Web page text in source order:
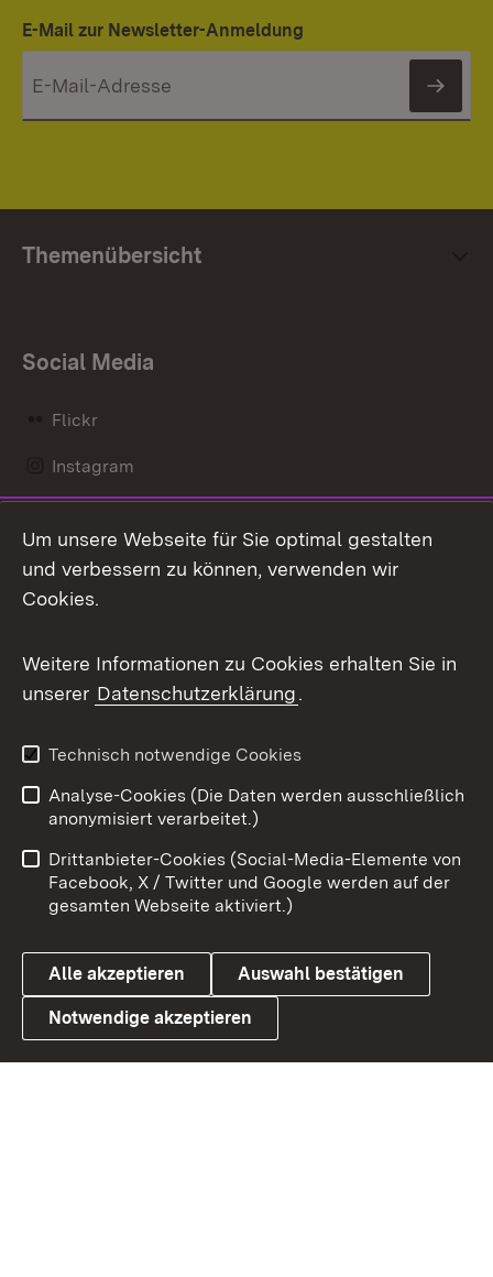
E-Mail zur Newsletter-Anmeldung
Themenübersicht
Social Media
Flickr
Instagram
Mastodon
Messenger
Social Wall
X / Twitter
Youtube
Link zum Landesportal
Benutzungshinweise
Barrierefreiheit
Datenschutz
Cookies
Um unsere Webseite für Sie optimal gestalten
und verbessern zu können, verwenden wir
Cookies.
Weitere Informationen zu Cookies erhalten Sie in
unserer Datenschutzerklärung.
Technisch notwendige Cookies
Analyse-Cookies (Die Daten werden ausschließlich
anonymisiert verarbeitet.)
Drittanbieter-Cookies (Social-Media-Elemente von
Facebook, X / Twitter und Google werden auf der
gesamten Webseite aktiviert.)
Alle akzeptieren Auswahl bestätigen
Notwendige akzeptieren